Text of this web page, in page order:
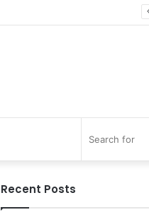
Recent Posts